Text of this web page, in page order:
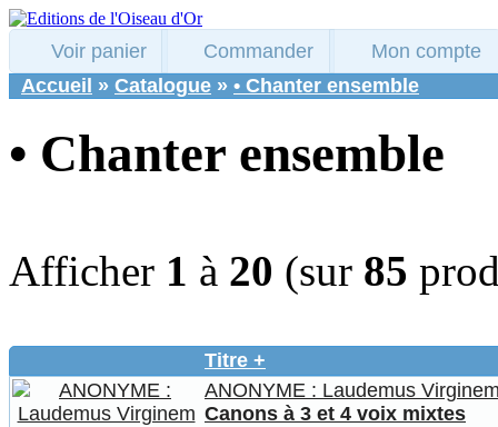
Voir panier Commander
Mon compte
Accueil » Catalogue » • Chanter ensemble
• Chanter ensemble
Afficher 1 à 20 (sur 85
Titre +
ANONYME : Laudemus
Canons à 3 et 4 voix mixtes